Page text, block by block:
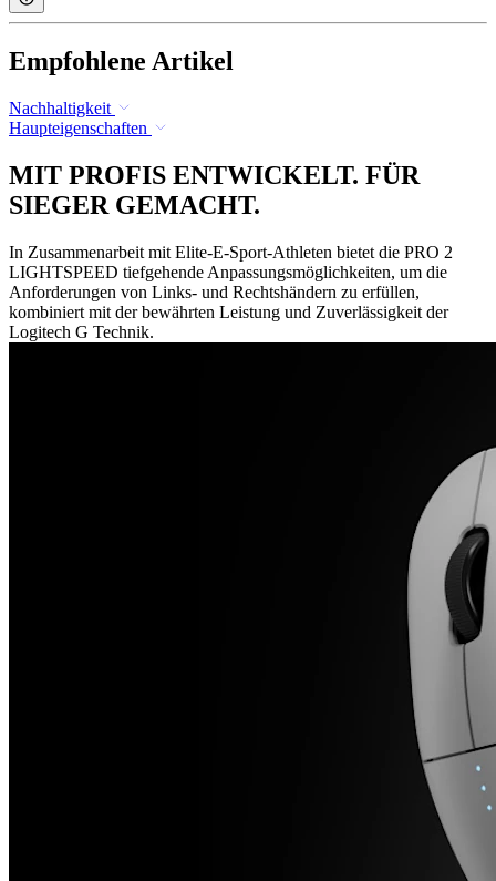
Empfohlene Artikel
Nachhaltigkeit
Haupteigenschaften
MIT PROFIS ENTWICKELT. FÜR
SIEGER GEMACHT.
In Zusammenarbeit mit Elite-E-Sport-Athleten bietet die PRO 2
LIGHTSPEED tiefgehende Anpassungsmöglichkeiten, um die
Anforderungen von Links- und Rechtshändern zu erfüllen,
kombiniert mit der bewährten Leistung und Zuverlässigkeit der
Logitech G Technik.